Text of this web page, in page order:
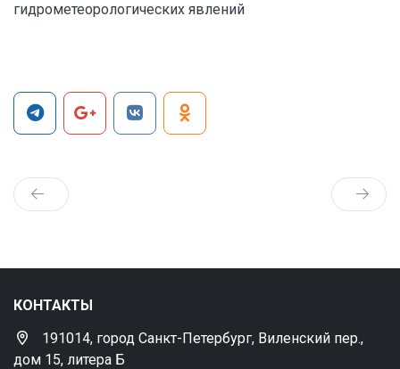
гидрометеорологических явлений
КОНТАКТЫ
191014, город Санкт-Петербург, Виленский пер.,
дом 15, литера Б